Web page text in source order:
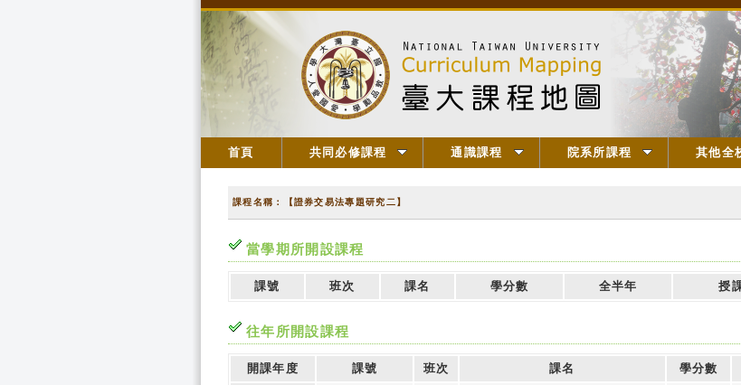
首頁 共同必修課程 通識課程 院系所課程 其他全
課程名稱：【證券交易法專題研究二】
當學期所開設課程
課號 班次 課名 學分數 全半年 授
往年所開設課程
開課年度 課號 班次 課名 學分數